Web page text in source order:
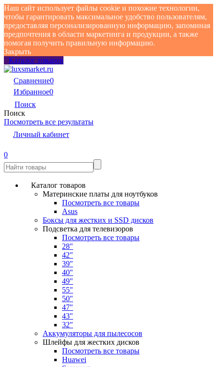
Наш сайт использует файлы cookie и похожие технологии,
чтобы гарантировать максимальное удобство пользователям,
предоставляя персонализированную информацию, запоминая
предпочтения в области маркетинга и продукции, а также
помогая получить правильную информацию.
Закрыть
Каталог товаров
Сравнение0
Избранное0
Поиск
Поиск
Посмотреть все результаты
Личный кабинет
0
Каталог товаров
Материнские платы для ноутбуков
Посмотреть все товары
Asus
Боксы для жестких и SSD дисков
Подсветка для телевизоров
Посмотреть все товары
28"
42"
39"
40"
49"
55"
50"
47"
43"
32"
Аккумуляторы для пылесосов
Шлейфы для жестких дисков
Посмотреть все товары
Huawei